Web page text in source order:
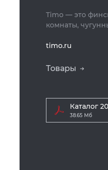
Timo — это
комнаты,
timo.ru
Товары
Каталог
38.65 Мб